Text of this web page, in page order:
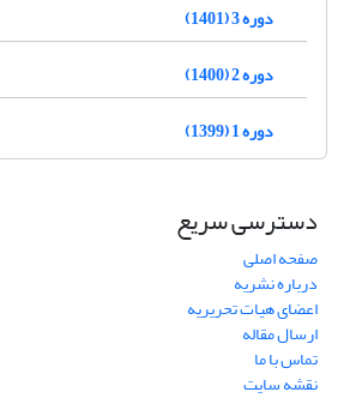
دوره 3 (1401)
دوره 2 (1400)
دوره 1 (1399)
دسترسی سریع
صفحه اصلی
درباره نشریه
اعضای هیات تحریریه
ارسال مقاله
تماس با ما
نقشه سایت